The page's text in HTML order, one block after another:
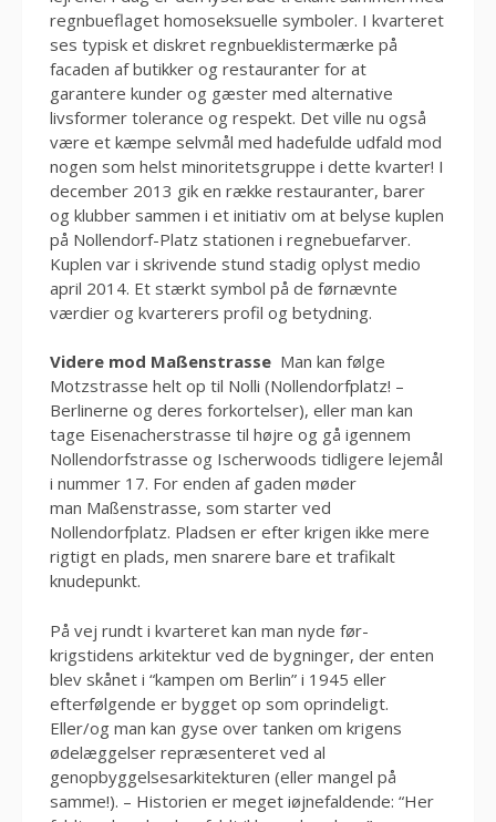
regnbueflaget homoseksuelle symboler. I kvarteret
ses typisk et diskret regnbueklistermærke på
facaden af butikker og restauranter for at
garantere kunder og gæster med alternative
livsformer tolerance og respekt. Det ville nu også
være et kæmpe selvmål med hadefulde udfald mod
nogen som helst minoritetsgruppe i dette kvarter! I
december 2013 gik en række restauranter, barer
og klubber sammen i et initiativ om at belyse kuplen
på Nollendorf-Platz stationen i regnebuefarver.
Kuplen var i skrivende stund stadig oplyst medio
april 2014. Et stærkt symbol på de førnævnte
værdier og kvarterers profil og betydning.
Videre mod Maßenstrasse Man kan følge
Motzstrasse helt op til Nolli (Nollendorfplatz! –
Berlinerne og deres forkortelser), eller man kan
tage Eisenacherstrasse til højre og gå igennem
Nollendorfstrasse og Ischerwoods tidligere lejemål
i nummer 17. For enden af gaden møder
man Maßenstrasse, som starter ved
Nollendorfplatz. Pladsen er efter krigen ikke mere
rigtigt en plads, men snarere bare et trafikalt
knudepunkt.
På vej rundt i kvarteret kan man nyde før-
krigstidens arkitektur ved de bygninger, der enten
blev skånet i “kampen om Berlin” i 1945 eller
efterfølgende er bygget op som oprindeligt.
Eller/og man kan gyse over tanken om krigens
ødelæggelser repræsenteret ved al
genopbyggelsesarkitekturen (eller mangel på
samme!). – Historien er meget iøjnefaldende: “Her